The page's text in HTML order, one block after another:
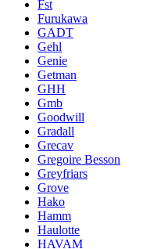
Fst
Furukawa
GADT
Gehl
Genie
Getman
GHH
Gmb
Goodwill
Gradall
Grecav
Gregoire Besson
Greyfriars
Grove
Hako
Hamm
Haulotte
HAVAM